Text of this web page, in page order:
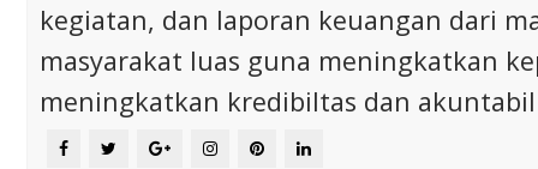
kegiatan, dan laporan keuangan dari
masyarakat luas guna meningkatkan
meningkatkan kredibiltas dan